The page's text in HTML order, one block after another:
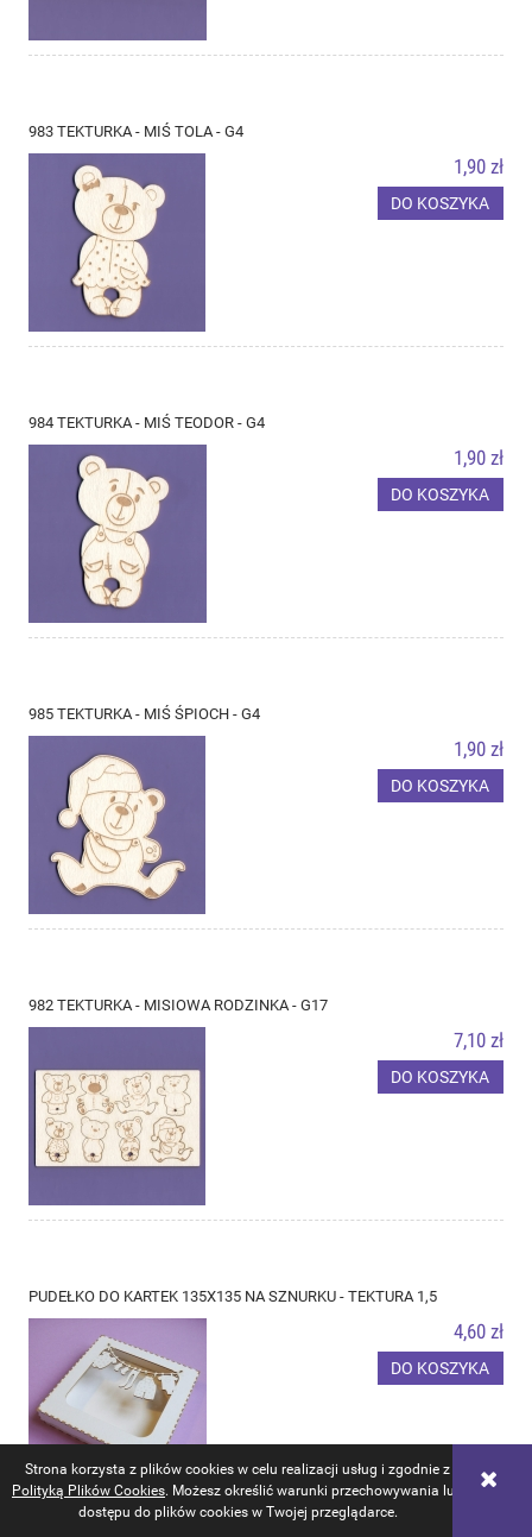
Strona korzysta z plików cookies w celu realizacji usług i zgodnie z
Polityką Plików Cookies. Możesz określić warunki przechowywania lub
dostępu do plików cookies w Twojej przeglądarce.
983 TEKTURKA - MIŚ TOLA - G4
1,90 zł
DO KOSZYKA
984 TEKTURKA - MIŚ TEODOR - G4
1,90 zł
DO KOSZYKA
985 TEKTURKA - MIŚ ŚPIOCH - G4
1,90 zł
DO KOSZYKA
982 TEKTURKA - MISIOWA RODZINKA - G17
7,10 zł
DO KOSZYKA
PUDEŁKO DO KARTEK 135X135 NA SZNURKU - TEKTURA 1,5
4,60 zł
DO KOSZYKA